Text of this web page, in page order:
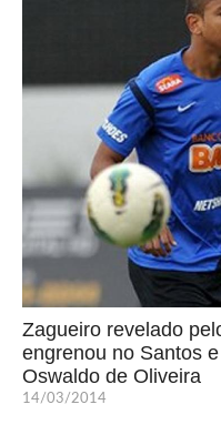
Zagueiro revelado
engrenou no Santos
Oswaldo de Oliveira
14/03/2014